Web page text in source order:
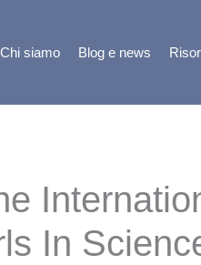
Chi siamo Blog e news
In